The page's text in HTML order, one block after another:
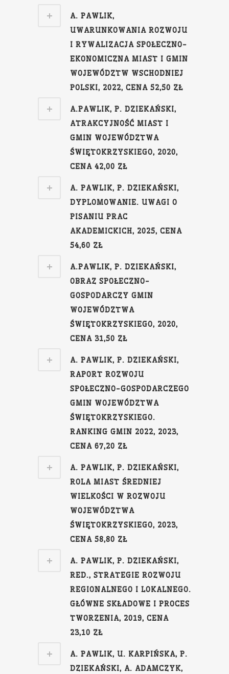
A. PAWLIK,
UWARUNKOWANIA ROZWOJU
I RYWALIZACJA SPOŁECZNO-
EKONOMICZNA MIAST I GMIN
WOJEWÓDZTW WSCHODNIEJ
POLSKI, 2022, CENA 52,50 ZŁ
A.PAWLIK, P. DZIEKAŃSKI,
ATRAKCYJNOŚĆ MIAST I
GMIN WOJEWÓDZTWA
ŚWIĘTOKRZYSKIEGO, 2020,
CENA 42,00 ZŁ
A. PAWLIK, P. DZIEKAŃSKI,
DYPLOMOWANIE. UWAGI O
PISANIU PRAC
AKADEMICKICH, 2025, CENA
54,60 ZŁ
A.PAWLIK, P. DZIEKAŃSKI,
OBRAZ SPOŁECZNO-
GOSPODARCZY GMIN
WOJEWÓDZTWA
ŚWIĘTOKRZYSKIEGO, 2020,
CENA 31,50 ZŁ
A. PAWLIK, P. DZIEKAŃSKI,
RAPORT ROZWOJU
SPOŁECZNO-GOSPODARCZEGO
GMIN WOJEWÓDZTWA
ŚWIĘTOKRZYSKIEGO.
RANKING GMIN 2022, 2023,
CENA 67,20 ZŁ
A. PAWLIK, P. DZIEKAŃSKI,
ROLA MIAST ŚREDNIEJ
WIELKOŚCI W ROZWOJU
WOJEWÓDZTWA
ŚWIĘTOKRZYSKIEGO, 2023,
CENA 58,80 ZŁ
A. PAWLIK, P. DZIEKAŃSKI,
RED., STRATEGIE ROZWOJU
REGIONALNEGO I LOKALNEGO.
GŁÓWNE SKŁADOWE I PROCES
TWORZENIA, 2019, CENA
23,10 ZŁ
A. PAWLIK, U. KARPIŃSKA, P.
DZIEKAŃSKI, A. ADAMCZYK,